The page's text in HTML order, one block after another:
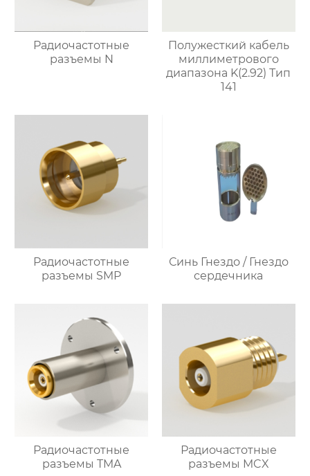
Радиочастотные
разъемы N
Полужесткий кабель
миллиметрового
диапазона K(2.92) Тип
141
Радиочастотные
разъемы SMP
Синь Гнездо / Гнездо
сердечника
Радиочастотные
разъемы TMA
Радиочастотные
разъемы MCX